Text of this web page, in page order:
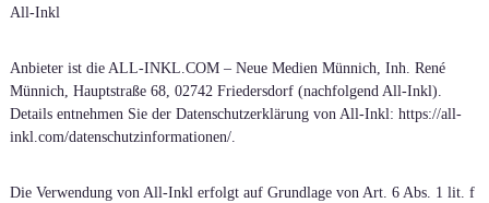
All-Inkl
Anbieter ist die ALL-INKL.COM – Neue Medien Münnich, Inh. René
Münnich, Hauptstraße 68, 02742 Friedersdorf (nachfolgend All-Inkl).
Details entnehmen Sie der Datenschutzerklärung von All-Inkl: https://all-
inkl.com/datenschutzinformationen/.
Die Verwendung von All-Inkl erfolgt auf Grundlage von Art. 6 Abs. 1 lit. f